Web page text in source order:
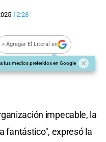
12:28
+ Agregar El Litoral en
tus medios preferidos en Google
impecable, la
fantástico", expresó la